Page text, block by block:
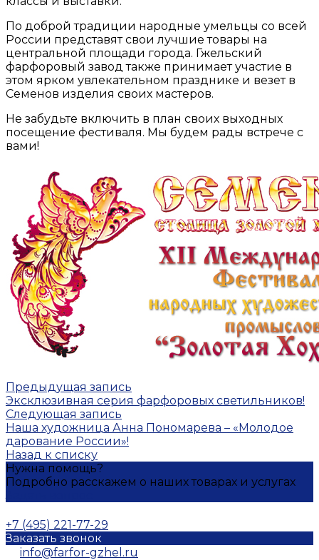
По доброй традиции народные умельцы со всей
России представят свои лучшие товары на
центральной площади города. Гжельский
фарфоровый завод также принимает участие в
этом ярком увлекательном празднике и везет в
Семенов изделия своих мастеров.
Не забудьте включить в план своих выходных
посещение фестиваля. Мы будем рады встрече с
вами!
Предыдущая запись
Эксклюзивная серия фарфоровых светильников!
Следующая запись
Наша художница Анна Пономарева – «Молодое
дарование России»!
Назад к списку
Нужна помощь?
Подробно расскажем о наших товарах и услугах
+7 (495) 221-77-29
Заказать звонок
info@farfor-gzhel.ru